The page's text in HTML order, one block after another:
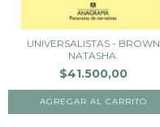
UNIVERSALISTAS - BROWN
NATASHA.
$41.500,00